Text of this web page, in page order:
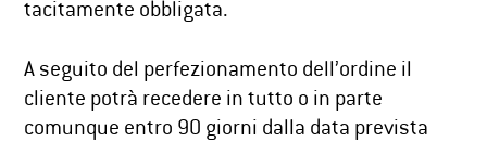
tacitamente obbligata.
A seguito del perfezionamento dell’ordine il
cliente potrà recedere in tutto o in parte
comunque entro 90 giorni dalla data prevista